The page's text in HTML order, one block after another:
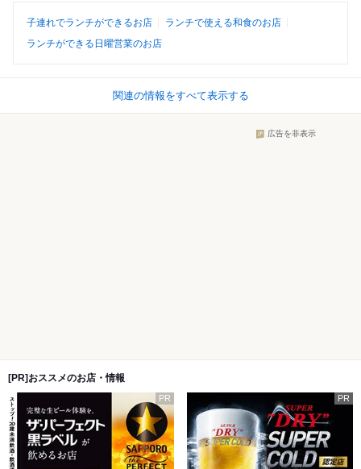
子連れでランチができるお店
ランチで使える和食のお店
ランチができる日曜営業のお店
関連の情報をすべて表示する
広告を非表示
[PR]おススメのお店・情報
PR PR